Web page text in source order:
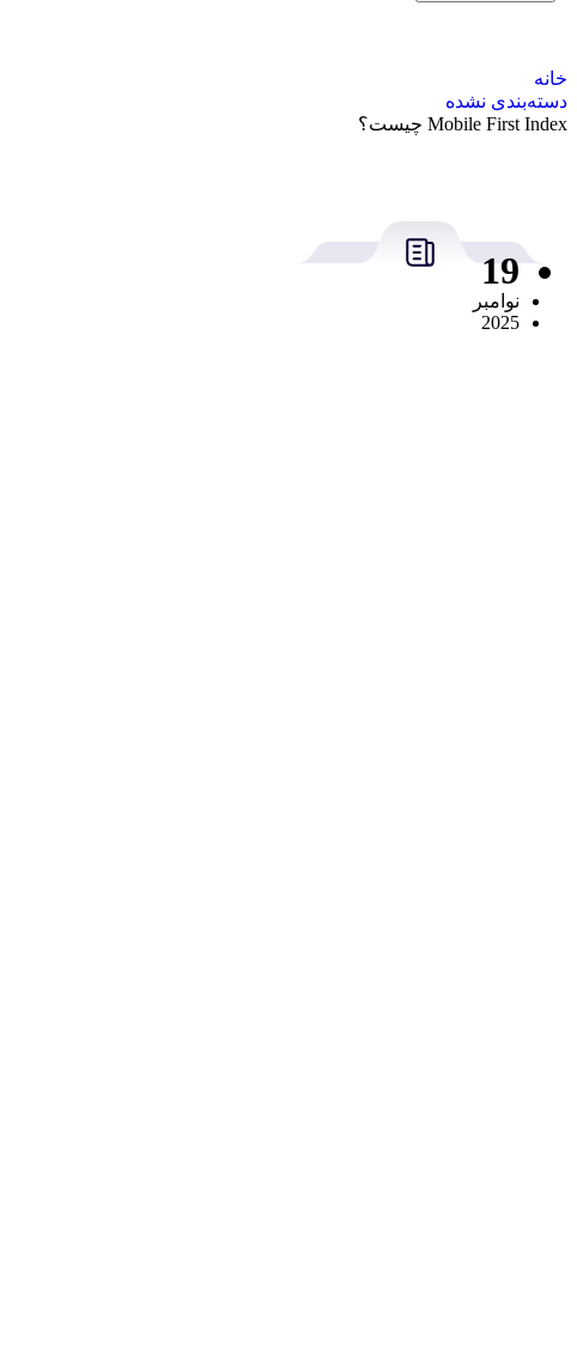
خانه
دسته‌بندی نشده
Mobile First Index چیست؟
19
نوامبر
2025